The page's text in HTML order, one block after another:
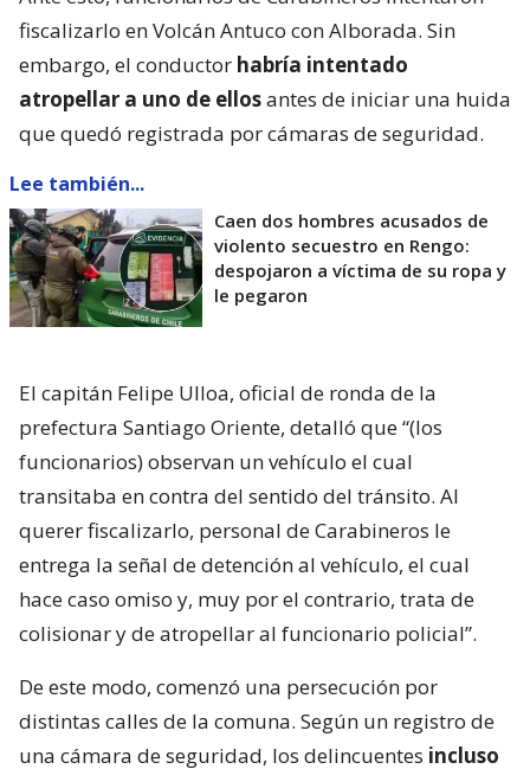
fiscalizarlo en Volcán Antuco con Alborada. Sin
embargo, el conductor habría intentado
atropellar a uno de ellosantes de iniciar una huida
que quedó registrada por cámaras de seguridad.
Lee también...
Caen dos hombres acusados de
violento secuestro en Rengo:
despojaron a víctima de su ropa y
le pegaron
El capitán Felipe Ulloa, oficial de ronda de la
prefectura Santiago Oriente, detalló que “(los
funcionarios) observan un vehículo el cual
transitaba en contra del sentido del tránsito. Al
querer fiscalizarlo, personal de Carabineros le
entrega la señal de detención al vehículo, el cual
hace caso omiso y, muy por el contrario, trata de
colisionar y de atropellar al funcionario policial”.
De este modo, comenzó una persecución por
distintas calles de la comuna. Según un registro de
una cámara de seguridad, los delincuentes incluso